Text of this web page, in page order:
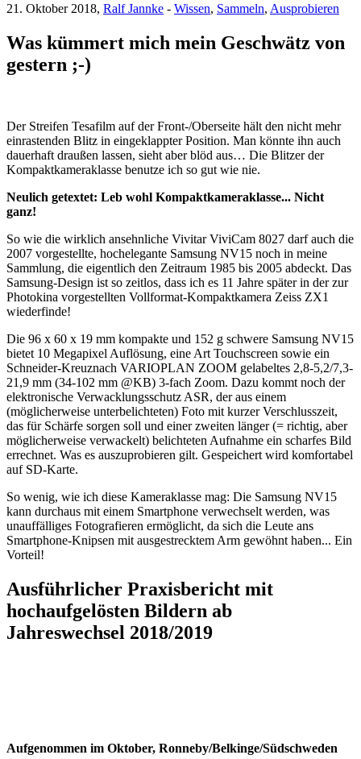
21. Oktober 2018, Ralf Jannke - Wissen, Sammeln, Ausprobieren
Was kümmert mich mein Geschwätz von
gestern ;-)
Der Streifen Tesafilm auf der Front-/Oberseite hält den nicht mehr
einrastenden Blitz in eingeklappter Position. Man könnte ihn auch
dauerhaft draußen lassen, sieht aber blöd aus… Die Blitzer der
Kompaktkameraklasse benutze ich so gut wie nie.
Neulich getextet: Leb wohl Kompaktkameraklasse... Nicht
ganz!
So wie die wirklich ansehnliche Vivitar ViviCam 8027 darf auch die
2007 vorgestellte, hochelegante Samsung NV15 noch in meine
Sammlung, die eigentlich den Zeitraum 1985 bis 2005 abdeckt. Das
Samsung-Design ist so zeitlos, dass ich es 11 Jahre später in der zur
Photokina vorgestellten Vollformat-Kompaktkamera Zeiss ZX1
wiederfinde!
Die 96 x 60 x 19 mm kompakte und 152 g schwere Samsung NV15
bietet 10 Megapixel Auflösung, eine Art Touchscreen sowie ein
Schneider-Kreuznach VARIOPLAN ZOOM gelabeltes 2,8-5,2/7,3-
21,9 mm (34-102 mm @KB) 3-fach Zoom. Dazu kommt noch der
elektronische Verwacklungsschutz ASR, der aus einem
(möglicherweise unterbelichteten) Foto mit kurzer Verschlusszeit,
das für Schärfe sorgen soll und einer zweiten länger (= richtig, aber
möglicherweise verwackelt) belichteten Aufnahme ein scharfes Bild
errechnet. Was es auszuprobieren gilt. Gespeichert wird komfortabel
auf SD-Karte.
So wenig, wie ich diese Kameraklasse mag: Die Samsung NV15
kann durchaus mit einem Smartphone verwechselt werden, was
unauffälliges Fotografieren ermöglicht, da sich die Leute ans
Smartphone-Knipsen mit ausgestrecktem Arm gewöhnt haben... Ein
Vorteil!
Ausführlicher Praxisbericht mit
hochaufgelösten Bildern ab
Jahreswechsel 2018/2019
Aufgenommen im Oktober, Ronneby/Belkinge/Südschweden